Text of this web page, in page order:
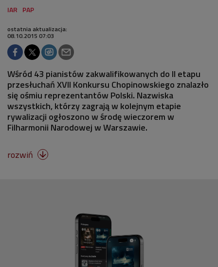
ostatnia aktualizacja:
08.10.2015 07:03
Wśród 43 pianistów zakwalifikowanych do II etapu
przesłuchań XVII Konkursu Chopinowskiego znalazło
się ośmiu reprezentantów Polski. Nazwiska
wszystkich, którzy zagrają w kolejnym etapie
rywalizacji ogłoszono w środę wieczorem w
Filharmonii Narodowej w Warszawie.
rozwiń 